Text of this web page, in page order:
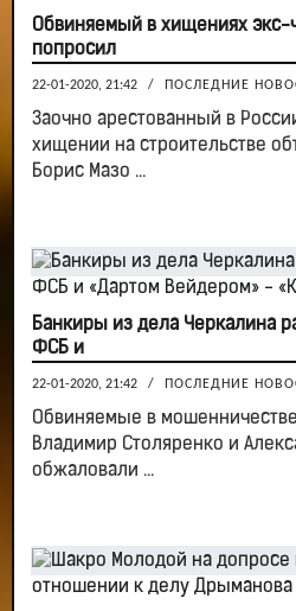
Обвиняемый в хищениях экс-
попросил
22-01-2020, 21:42 / ПОСЛЕДНИЕ
Заочно арестованный в
хищении на строительстве
Борис Мазо ...
Банкиры из дела Черкалина
ФСБ и
22-01-2020, 21:42 / ПОСЛЕДНИЕ
Обвиняемые в
Владимир Столяренко и
обжаловали ...